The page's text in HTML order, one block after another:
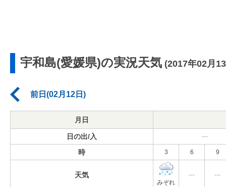
宇和島(愛媛県)の実況天気 (2017年02月
前日(02月12日)
月日
日の出/入 ---
時 3 6 9
天気
みぞれ
--- ---